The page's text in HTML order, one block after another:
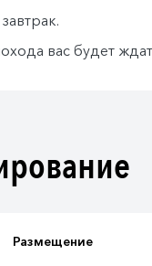
вас будет
Размещение